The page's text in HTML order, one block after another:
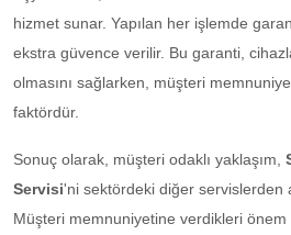
hizmet sunar. Yapılan her işlemde
ekstra güvence verilir. Bu garanti,
olmasını sağlarken, müşteri
faktördür.
Sonuç olarak, müşteri odaklı yaklaşım,
Servisi'ni sektördeki diğer servislerden
Müşteri memnuniyetine verdikleri